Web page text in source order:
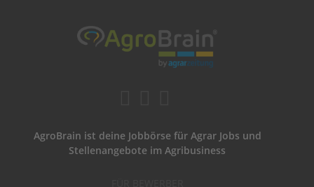
AgroBrain ist deine Jobbörse für Agrar Jobs und
Stellenangebote im Agribusiness